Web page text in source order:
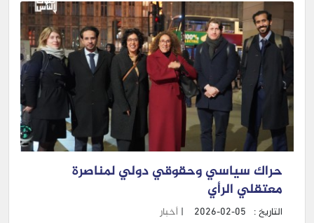
حراك سياسي وحقوقي دولي لمناصرة
معتقلي الرأي
التاريخ : 2026-02-05
| أخبار